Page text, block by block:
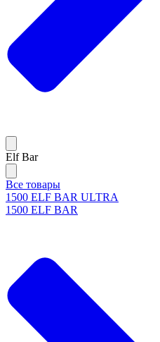
Elf Bar
Все товары
1500 ELF BAR ULTRA
1500 ELF BAR